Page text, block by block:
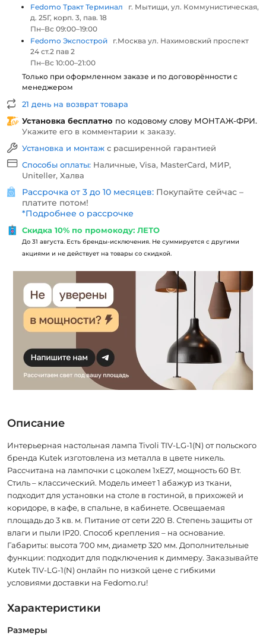
Fedomo Тракт Терминал
г. Мытищи, ул. Коммунистическая,
д. 25Г, корп. 3, пав. 18
Пн–Вс 09:00–19:00
Fedomo Экспострой
г.Москва ул. Нахимовский проспект
24 ст.2 пав 2
Пн–Вс 10:00–21:00
Только при оформленном заказе и по договорённости с
менеджером
21 день на возврат товара
Установка бесплатно по кодовому слову МОНТАЖ-ФРИ.
Укажите его в комментарии к заказу.
Установка и монтаж с расширенной гарантией
Способы оплаты: Наличные, Visa, MasterCard, МИР,
Uniteller, Халва
Рассрочка от 3 до 10 месяцев: Покупайте сейчас –
платите потом!
*Подробнее о рассрочке
Скидка 10% по промокоду: ЛЕТО
До 31 августа. Есть бренды-исключения. Не суммируется с другими
акциями и не действует на товары со скидкой.
Описание
Интерьерная настольная лампа Tivoli TIV-LG-1(N) от польского
бренда Kutek изготовлена из металла в цвете никель.
Рассчитана на лампочки с цоколем 1xE27, мощность 60 Вт.
Стиль – классический. Модель имеет 1 абажур из ткани,
подходит для установки на столе в гостиной, в прихожей и
коридоре, в кафе, в спальне, в кабинете. Освещаемая
площадь до 3 кв. м. Питание от сети 220 В. Степень защиты от
влаги и пыли IP20. Способ крепления – на основание.
Габариты: высота 700 мм, диаметр 320 мм. Дополнительные
функции: подходит для подключения к диммеру. Заказывайте
Kutek TIV-LG-1(N) онлайн по низкой цене с гибкими
условиями доставки на Fedomo.ru!
Характеристики
Размеры